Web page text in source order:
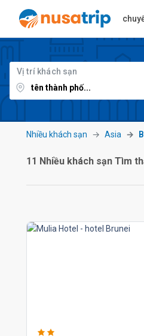
Vị trí khách sạn
Nhiều khách sạn Asia
11 Nhiều khách sạn Tìm